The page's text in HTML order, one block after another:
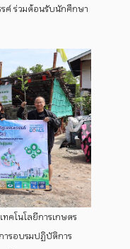
รค์ ร่วมต้อนรับนักศึกษา
คโนโลยีการเกษตร
ารอบรมปฏิบัติการ